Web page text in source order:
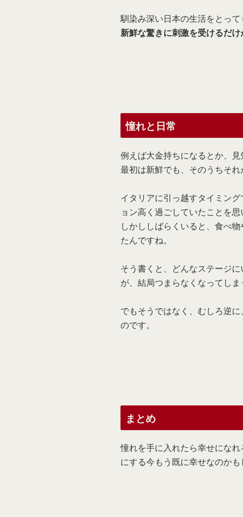
馴染み深い日本の生活をとっ
新鮮な驚きに刺激を受けるだ
憧れと日常
例えば大金持ちになるとか、
最初は新鮮でも、そのうちそれ
イタリアに引っ越すタイミン
ョン高く過ごしていたことを思
しかししばらくいると、食べ
たんですね。
そう書くと、どんなステージ
が、結局つまらなくなってし
でもそうではなく、むしろ逆に
のです。
まとめ
憧れを手に入れたら幸せにな
にする今もう既に幸せなのかも